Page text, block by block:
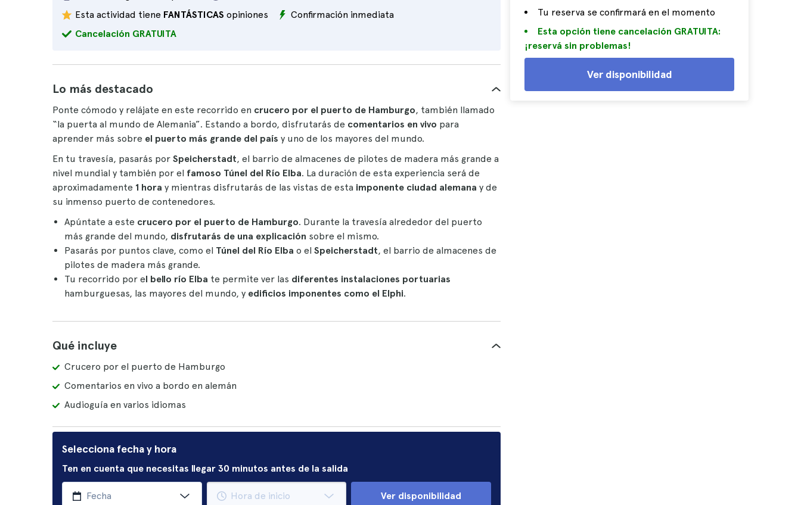
Esta actividad tiene FANTÁSTICAS opiniones
Confirmación inmediata
Cancelación GRATUITA
Tu reserva se confirmará en el momento
Esta opción tiene cancelación GRATUITA:
¡reservá sin problemas!
Ver disponibilidad
Lo más destacado
Ponte cómodo y relájate en este recorrido en crucero por el puerto de Hamburgo, también llamado
“la puerta al mundo de Alemania”. Estando a bordo, disfrutarás de comentarios en vivo para
aprender más sobre el puerto más grande del país y uno de los mayores del mundo.
En tu travesía, pasarás por Speicherstadt, el barrio de almacenes de pilotes de madera más grande a
nivel mundial y también por el famoso Túnel del Río Elba. La duración de esta experiencia será de
aproximadamente 1 hora y mientras disfrutarás de las vistas de esta imponente ciudad alemana y de
su inmenso puerto de contenedores.
Apúntate a este crucero por el puerto de Hamburgo. Durante la travesía alrededor del puerto
más grande del mundo, disfrutarás de una explicación sobre el mismo.
Pasarás por puntos clave, como el Túnel del Río Elba o el Speicherstadt, el barrio de almacenes de
pilotes de madera más grande.
Tu recorrido por el bello río Elba te permite ver las diferentes instalaciones portuarias
hamburguesas, las mayores del mundo, y edificios imponentes como el Elphi.
Qué incluye
Crucero por el puerto de Hamburgo
Comentarios en vivo a bordo en alemán
Audioguía en varios idiomas
Selecciona fecha y hora
Ten en cuenta que necesitas llegar 30 minutos antes de la salida
Ver disponibilidad